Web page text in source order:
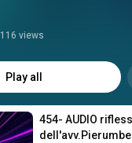
116 views
Play all
454- AUDIO